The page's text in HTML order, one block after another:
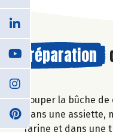
Préparation
Couper la bûche de
Dans une
farine et dans une